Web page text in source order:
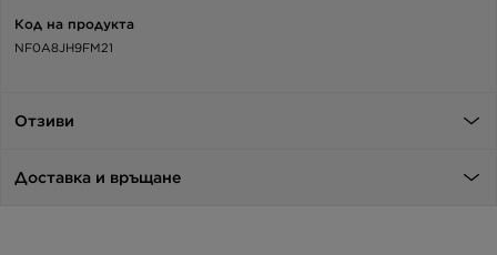
Код на продукта
NF0A8JH9FM21
Отзиви
Доставка и връщане